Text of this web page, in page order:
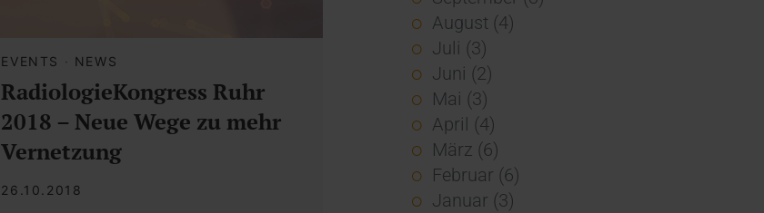
EVENTS · NEWS
RadiologieKongress Ruhr
2018 – Neue Wege zu mehr
Vernetzung
26.10.2018
August (4)
Juli (3)
Juni (2)
Mai (3)
April (4)
März (6)
Februar (6)
Januar (3)